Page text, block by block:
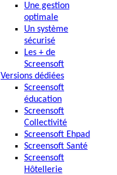
Une gestion
optimale
Un système
sécurisé
Les + de
Screensoft
Versions dédiées
Screensoft
éducation
Screensoft
Collectivité
Screensoft Ehpad
Screensoft Santé
Screensoft
Hôtellerie